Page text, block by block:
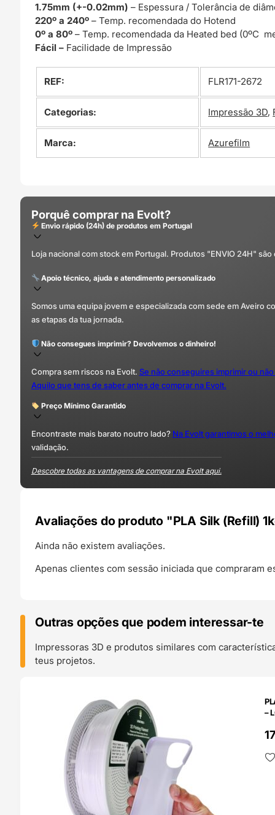
1.75mm (+-0.02mm)– Espessura / Tolerância de
220º a 240º– Temp. recomendada do Hotend
0º a 80º– Temp. recomendada da Heated bed (0ºC
Fácil – Facilidade de Impressão
REF: FLR171-2672
Categorias: Impressão 3D,
Marca: Azurefilm
Porquê comprar na Evolt?
Envio rápido (24h) de produtos em Portugal
Loja nacional com stock em Portugal. Produtos "ENVIO 24H"
Apoio técnico, ajuda e atendimento personalizado
Somos uma equipa jovem e especializada com sede em Aveiro
as etapas da tua jornada.
Não consegues imprimir? Devolvemos o dinheiro!
Compra sem riscos na Evolt. Se não conseguires imprimir ou
Aquilo que tens de saber antes de comprar na Evolt.
Preço Mínimo Garantido
Encontraste mais barato noutro lado? Na Evolt garantimos o
validação.
Descobre todas as vantagens de comprar na Evolt aqui.
Avaliações do produto "PLA Silk (Refill)
Ainda não existem avaliações.
Apenas clientes com sessão iniciada que compraram
Outras opções que podem interessar-te
Impressoras 3D e produtos similares com
teus projetos.
–